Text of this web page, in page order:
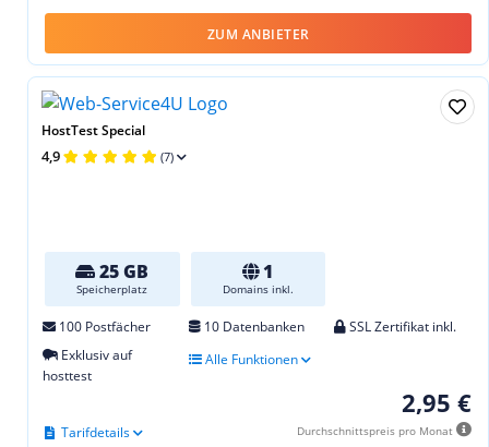
ZUM ANBIETER
HostTest Special
4,9 (7)
25 GB
Speicherplatz
1
Domains inkl.
100 Postfächer 10 Datenbanken
SSL Zertifikat inkl.
Exklusiv auf
hosttest
Alle Funktionen
2,95 €
Durchschnittspreis pro Monat
Tarifdetails